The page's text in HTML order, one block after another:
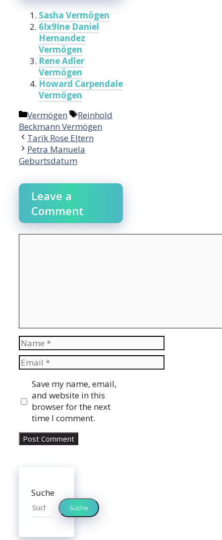
Sasha Vermögen
6Ix9Ine Daniel
Hernandez
Vermögen
Rene Adler
Vermögen
Howard Carpendale
Vermögen
Categories
Vermögen Tags
Reinhold
Beckmann Vermögen
Tarik Rose Eltern
Petra Manuela
Geburtsdatum
Leave a
Comment
Name
Email
Website
Save my name, email,
and website in this
browser for the next
time I comment.
Suche
Suche